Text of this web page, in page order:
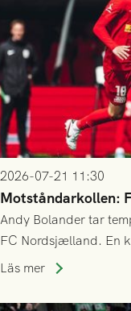
2026-07-21 11:30
Motståndarkollen:
Andy Bolander tar
FC Nordsjælland. En
publiksnitt, ett lag
Läs mer